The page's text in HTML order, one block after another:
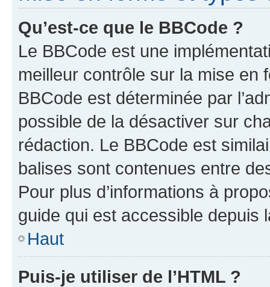
Qu’est-ce que le BBCode ?
Le BBCode est une
meilleur contrôle sur la mise en
BBCode est déterminée par
possible de la désactiver sur
rédaction. Le BBCode est
balises sont contenues entre
Pour plus d’informations à
guide qui est accessible depuis
Haut
Puis-je utiliser de l’HTML ?